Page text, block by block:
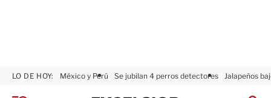
LO DE HOY: México y Perú Se jubilan 4 perros detectores Jalapeños